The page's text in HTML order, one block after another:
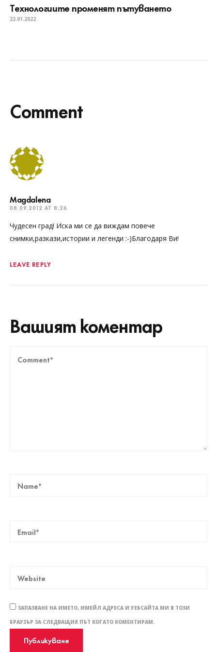
Технологиите променят пътуването
22.01.2022
Comment
Magdalena
08.09.2012 AT 8:26
Чудесен град! Иска ми се да виждам повече
снимки,разкази,истории и легенди :-)Благодаря Ви!
LEAVE REPLY
Вашият коментар
ЗАПАЗВАНЕ НА ИМЕТО, ИМЕЙЛ АДРЕСА И УЕБСАЙТА МИ В ТОЗИ
БРАУЗЪР ЗА СЛЕДВАЩИЯ ПЪТ КОГАТО КОМЕНТИРАМ.